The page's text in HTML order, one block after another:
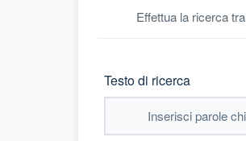
Effettua la ricerca
Testo di ricerca